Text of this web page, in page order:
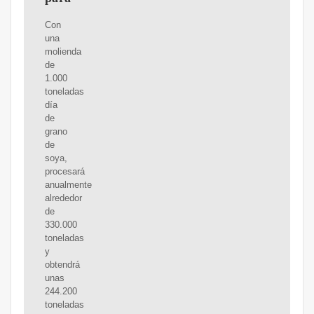
Con
una
molienda
de
1.000
toneladas
día
de
grano
de
soya,
procesará
anualmente
alrededor
de
330.000
toneladas
y
obtendrá
unas
244.200
toneladas